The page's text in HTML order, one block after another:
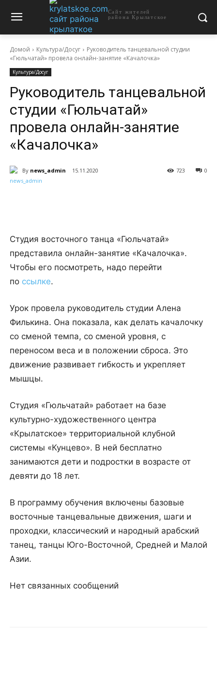
Сайт жителей
района Крылатское
Домой Культура/Досуг
Руководитель танцевальной студии
«Гюльчатай» провела онлайн-занятие «Качалочка»
Культура/Досуг
Руководитель танцевальной
студии «Гюльчатай»
провела онлайн-занятие
«Качалочка»
By news_admin 15.11.2020 0
723
Студия восточного танца «Гюльчатай»
представила онлайн-занятие «Качалочка».
Чтобы его посмотреть, надо перейти
по ссылке.
Урок провела руководитель студии Алена
Филькина. Она показала, как делать качалочку
со сменой темпа, со сменой уровня, с
переносом веса и в положении сброса. Это
движение развивает гибкость и укрепляет
мышцы.
Студия «Гюльчатай» работает на базе
культурно-художественного центра
«Крылатское» территориальной клубной
системы «Кунцево». В ней бесплатно
занимаются дети и подростки в возрасте от
девяти до 18 лет.
В программу обучения включены базовые
восточные танцевальные движения, шаги и
проходки, классический и народный арабский
танец, танцы Юго-Восточной, Средней и Малой
Азии.
Нет связанных сообщений